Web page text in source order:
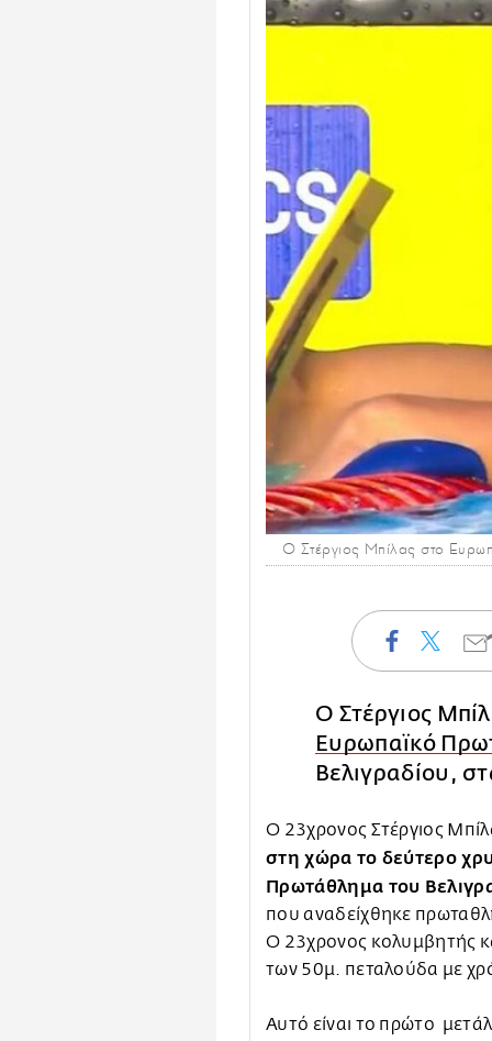
Ο Στέργιος Μπίλας στο
Ο Στέργιος
Ευρωπαϊκό
Βελιγραδίου,
Ο 23χρονος Στέργιος
στη χώρα το δεύτερο
Πρωτάθλημα του
που αναδείχθηκε
Ο 23χρονος κολυμβητής
των 50μ. πεταλούδα με
Αυτό είναι το πρώτο